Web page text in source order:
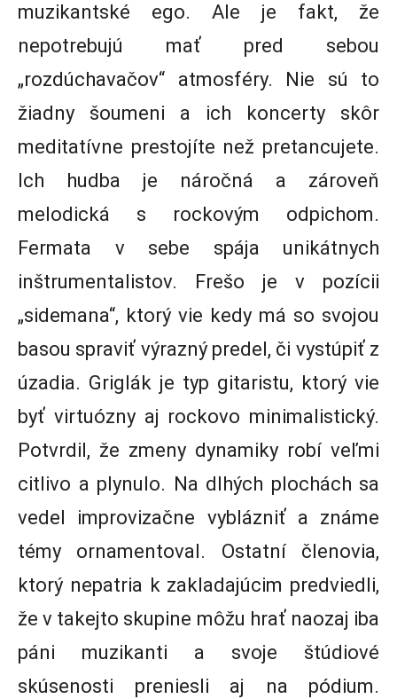
muzikantské ego. Ale je fakt, že
nepotrebujú mať pred sebou
„rozdúchavačov“ atmosféry. Nie sú to
žiadny šoumeni a ich koncerty skôr
meditatívne prestojíte než pretancujete.
Ich hudba je náročná a zároveň
melodická s rockovým odpichom.
Fermata v sebe spája unikátnych
inštrumentalistov. Frešo je v pozícii
„sidemana“, ktorý vie kedy má so svojou
basou spraviť výrazný predel, či vystúpiť z
úzadia. Griglák je typ gitaristu, ktorý vie
byť virtuózny aj rockovo minimalistický.
Potvrdil, že zmeny dynamiky robí veľmi
citlivo a plynulo. Na dlhých plochách sa
vedel improvizačne vyblázniť a známe
témy ornamentoval. Ostatní členovia,
ktorý nepatria k zakladajúcim predviedli,
že v takejto skupine môžu hrať naozaj iba
páni muzikanti a svoje štúdiové
skúsenosti preniesli aj na pódium.